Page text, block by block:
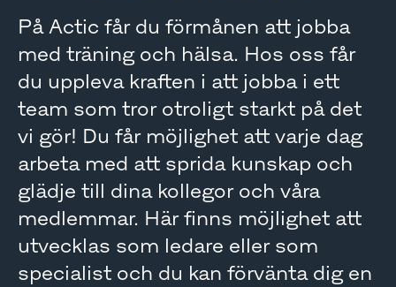
På Actic får du förmånen att jobba
med träning och hälsa. Hos oss får
du uppleva kraften i att jobba i ett
team som tror otroligt starkt på det
vi gör! Du får möjlighet att varje dag
arbeta med att sprida kunskap och
glädje till dina kollegor och våra
medlemmar. Här finns möjlighet att
utvecklas som ledare eller som
specialist och du kan förvänta dig en